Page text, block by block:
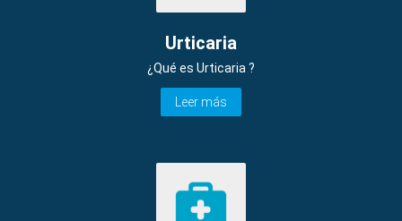
Urticaria
¿Qué es Urticaria ?
Leer más